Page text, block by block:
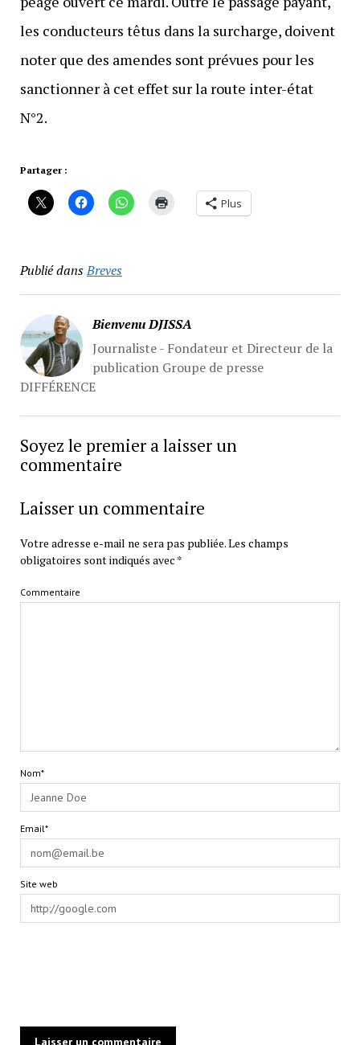
les conducteurs têtus dans la surcharge, doivent
noter que des amendes sont prévues pour les
sanctionner à cet effet sur la route inter-état
N°2.
Partager :
Plus
Publié dansBreves
Bienvenu DJISSA
Journaliste - Fondateur et Directeur de la
publication Groupe de presse
DIFFÉRENCE
Soyez le premier a laisser un
commentaire
Laisser un commentaire
Votre adresse e-mail ne sera pas publiée.Les champs
obligatoires sont indiqués avec *
Commentaire
Nom*
Email*
Site web